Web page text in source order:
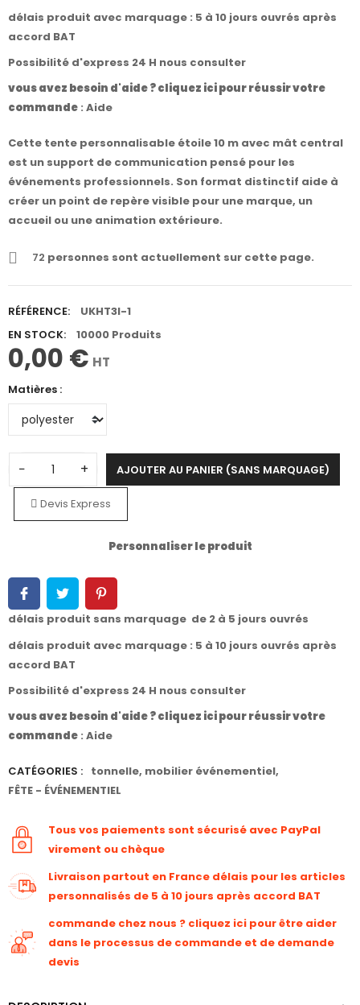
délais produit avec marquage : 5 à 10 jours ouvrés après
accord BAT
Possibilité d'express 24 H nous consulter
vous avez besoin d'aide ? cliquez ici pour réussir votre
commande : Aide
Cette tente personnalisable étoile 10 m avec mât central
est un support de communication pensé pour les
événements professionnels. Son format distinctif aide à
créer un point de repère visible pour une marque, un
accueil ou une animation extérieure.
72 personnes sont actuellement sur cette page.
RÉFÉRENCE:
UKHT3I-1
EN STOCK:
10000 Produits
0,00 € HT
Matières :
− + AJOUTER AU PANIER (SANS MARQUAGE)
Devis Express
Personnaliser le produit
délais produit sans marquage de 2 à 5 jours ouvrés
délais produit avec marquage : 5 à 10 jours ouvrés après
accord BAT
Possibilité d'express 24 H nous consulter
vous avez besoin d'aide ? cliquez ici pour réussir votre
commande : Aide
CATÉGORIES : tonnelle, mobilier événementiel,
FÊTE - ÉVÉNEMENTIEL
Tous vos paiements sont sécurisé avec PayPal
virement ou chèque
Livraison partout en France délais pour les articles
personnalisés de 5 à 10 jours après accord BAT
commande chez nous ? cliquez ici pour être aider
dans le processus de commande et de demande
devis